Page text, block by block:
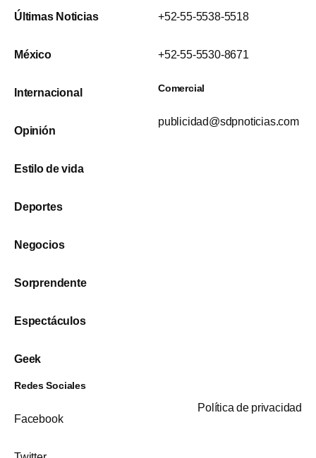
Últimas Noticias
México
Internacional
Opinión
Estilo de vida
Deportes
Negocios
Sorprendente
Espectáculos
Geek
+52-55-5538-5518
+52-55-5530-8671
Comercial
publicidad@sdpnoticias.com
Redes Sociales
Facebook
Política de privacidad